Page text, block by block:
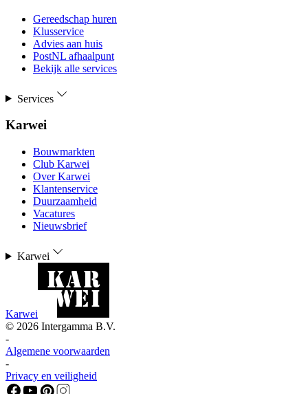
Gereedschap huren
Klusservice
Advies aan huis
PostNL afhaalpunt
Bekijk alle services
Services
Karwei
Bouwmarkten
Club Karwei
Over Karwei
Klantenservice
Duurzaamheid
Vacatures
Nieuwsbrief
Karwei
Karwei
© 2026 Intergamma B.V.
-
Algemene voorwaarden
-
Privacy en veiligheid